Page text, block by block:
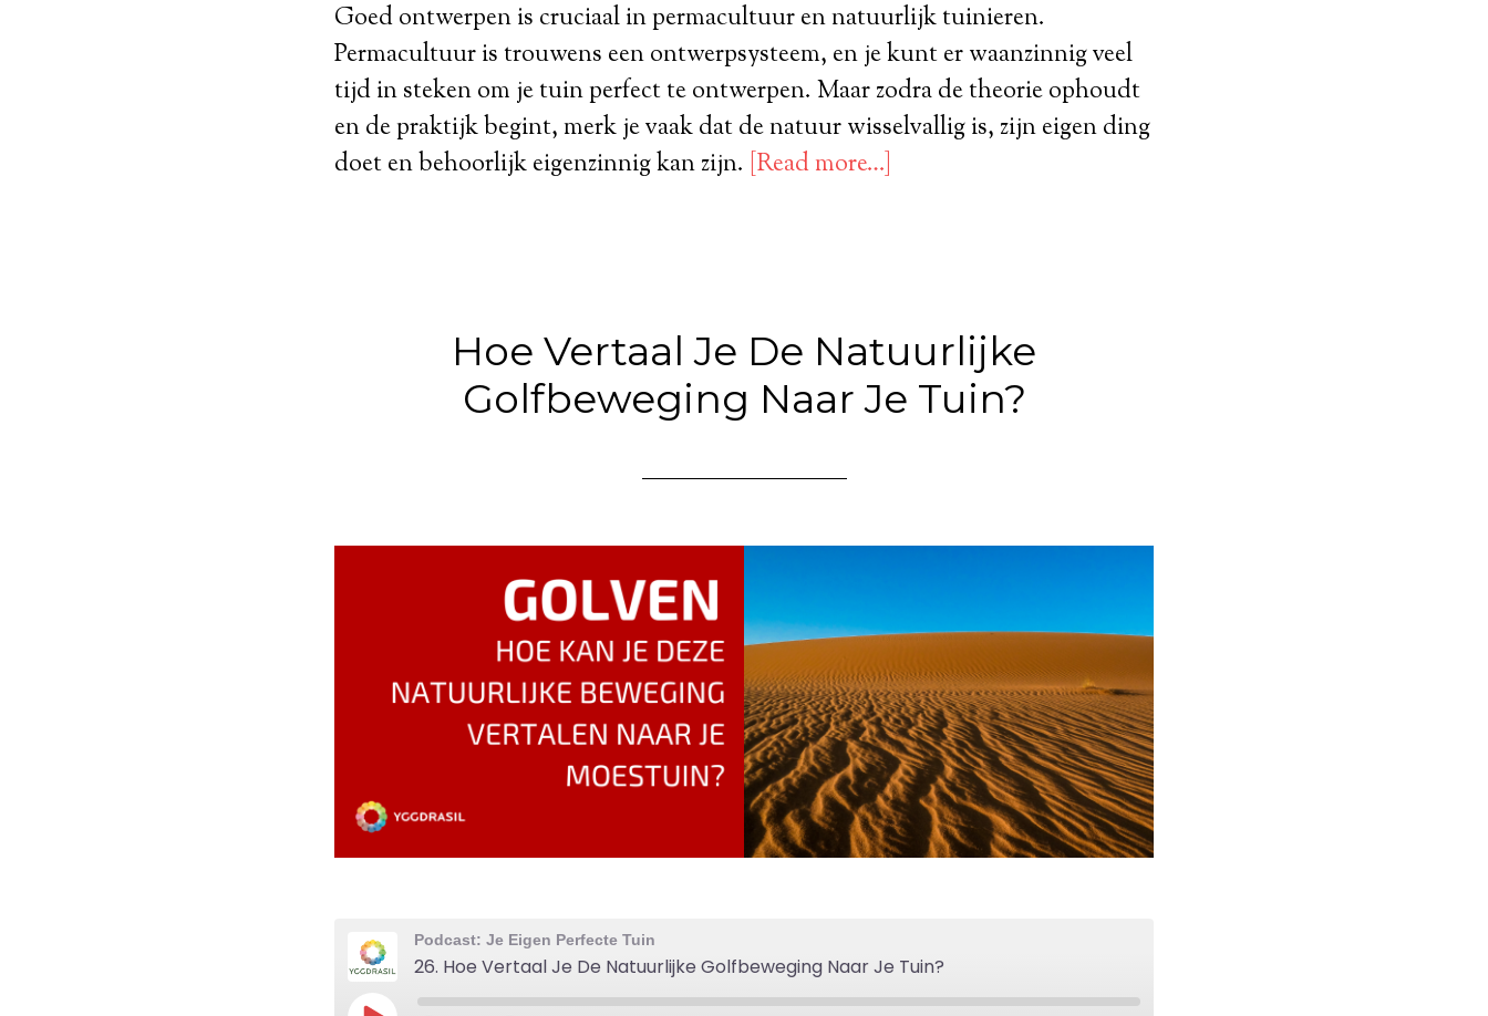
Goed ontwerpen is cruciaal in permacultuur en natuurlijk tuinieren.
Permacultuur is trouwens een ontwerpsysteem, en je kunt er waanzinnig veel
tijd in steken om je tuin perfect te ontwerpen. Maar zodra de theorie ophoudt
en de praktijk begint, merk je vaak dat de natuur wisselvallig is, zijn eigen ding
doet en behoorlijk eigenzinnig kan zijn. [Read more…]
Hoe Vertaal Je De Natuurlijke
Golfbeweging Naar Je Tuin?